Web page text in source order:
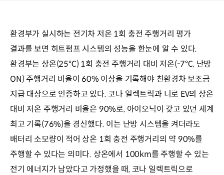
환경부가 실시하는 전기차 저온 1회 충전 주행거리 평가
결과를 보면 히트펌프 시스템의 성능을 한눈에 알 수 있다.
환경부는 상온(25℃) 1회 충전 주행거리 대비 저온(-7℃, 난방
ON) 주행거리 비율이 60% 이상을 기록해야 친환경차 보조금
지급 대상으로 인증하고 있다. 코나 일렉트릭과 니로 EV의 상온
대비 저온 주행거리 비율은 90%로, 아이오닉이 갖고 있던 세계
최고 기록(76%)을 경신했다. 이는 난방 시스템을 켜더라도
배터리 소모량이 적어 상온 1회 충전 주행거리의 약 90%를
주행할 수 있다는 의미다. 상온에서 100km를 주행할 수 있는
전기 에너지가 남았다고 가정했을 때, 코나 일렉트릭으로